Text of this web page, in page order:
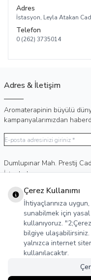
Adres
İstasyon, Leyla Atakan
Telefon
0 (262) 3735014
Adres & İletişim
Aromaterapinin büyülü
kampanyalarımızdan
Adres
Dumlupınar Mah. Prestij
İstanbul
Telefon
0 (530) 236 15 75
E-Posta
info@agreka.com.tr
Müşteri Hizmetleri
Yasal Bilgiler
Sosyal Medya
Çerez Kullanımı
İhtiyaçlarınıza
sunabilmek için
kullanıyoruz.
bilgiye ulaşabilirsiniz.
yalnızca internet
kullanılacaktır.